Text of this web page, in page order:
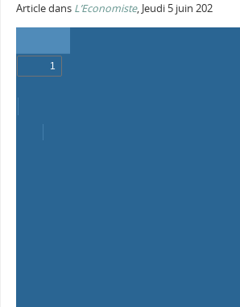
Article dans L’Economiste, Jeudi 5 juin 202